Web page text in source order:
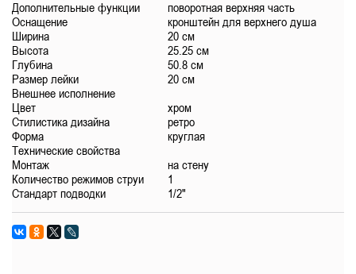
Дополнительные функции
поворотная верхняя часть
Оснащение
кронштейн для верхнего душа
Ширина
20 см
Высота
25.25 см
Глубина
50.8 см
Размер лейки
20 см
Внешнее исполнение
Цвет
хром
Стилистика дизайна
ретро
Форма
круглая
Технические свойства
Монтаж
на стену
Количество режимов струи
1
Стандарт подводки
1/2"